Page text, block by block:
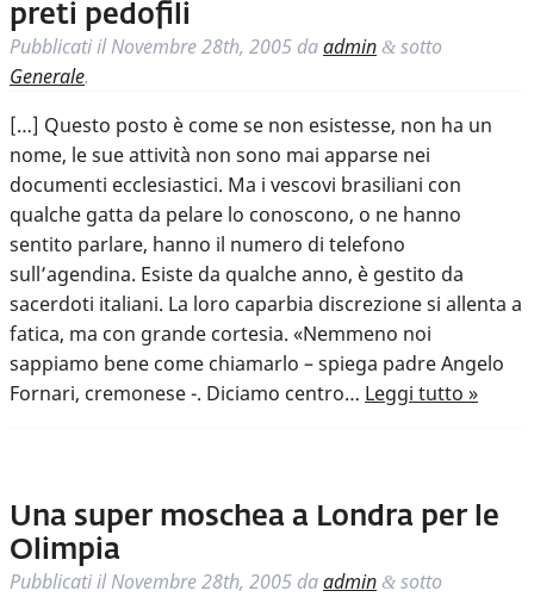
preti pedofili
Pubblicati ilNovembre 28th, 2005 daadmin & sotto
Generale.
[…] Questo posto è come se non esistesse, non ha un
nome, le sue attività non sono mai apparse nei
documenti ecclesiastici. Ma i vescovi brasiliani con
qualche gatta da pelare lo conoscono, o ne hanno
sentito parlare, hanno il numero di telefono
sull’agendina. Esiste da qualche anno, è gestito da
sacerdoti italiani. La loro caparbia discrezione si allenta a
fatica, ma con grande cortesia. «Nemmeno noi
sappiamo bene come chiamarlo – spiega padre Angelo
Fornari, cremonese -. Diciamo centro… Leggi tutto »
Una super moschea a Londra per le
Olimpia
Pubblicati ilNovembre 28th, 2005 daadmin & sotto